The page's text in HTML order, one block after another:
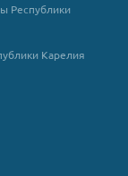
Республики
Карелия